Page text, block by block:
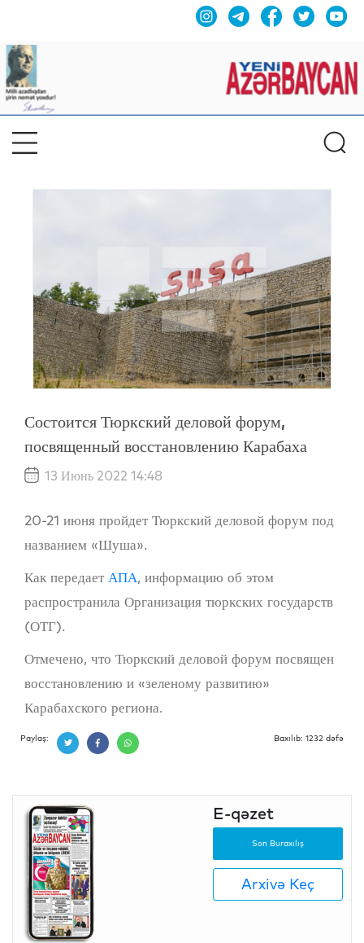
Состоится Тюркский деловой форум,
посвященный восстановлению Карабаха
13 Июнь 2022 14:48
20-21 июня пройдет Тюркский деловой форум под
названием «Шуша».
Как передает АПА, информацию об этом
распространила Организация тюркских государств
(ОТГ).
Отмечено, что Тюркский деловой форум посвящен
восстановлению и «зеленому развитию»
Карабахского региона.
Paylaş: Baxılıb: 1232 dəfə
E-qəzet
Son Buraxılış
Arxivə Keç